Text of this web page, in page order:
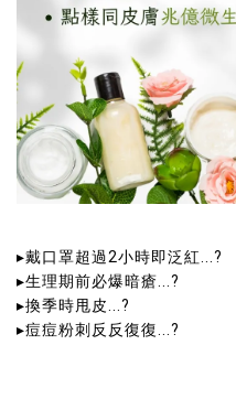
▸戴口罩超過2小時即泛紅...?
▸生理期前必爆暗瘡...?
▸換季時甩皮...?
▸痘痘粉刺反反復復...?